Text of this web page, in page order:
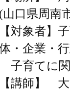
(山口県周南
【対象者】
・企業・
子育てに
【講師】